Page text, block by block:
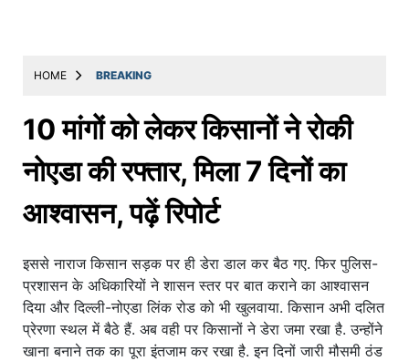
HOME BREAKING
10 मांगों को लेकर किसानों ने रोकी
नोएडा की रफ्तार, मिला 7 दिनों का
आश्वासन, पढ़ें रिपोर्ट
इससे नाराज किसान सड़क पर ही डेरा डाल कर बैठ गए. फिर पुलिस-
प्रशासन के अधिकारियों ने शासन स्तर पर बात कराने का आश्वासन
दिया और दिल्ली-नोएडा लिंक रोड को भी खुलवाया. किसान अभी दलित
प्रेरणा स्थल में बैठे हैं. अब वही पर किसानों ने डेरा जमा रखा है. उन्होंने
खाना बनाने तक का पूरा इंतजाम कर रखा है. इन दिनों जारी मौसमी ठंड